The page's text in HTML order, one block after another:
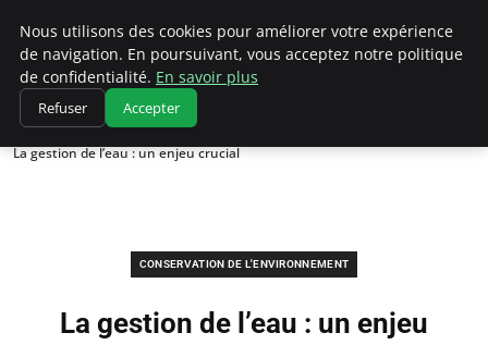
Climatedebtagents
Accueil
Conservation de l'environnement
La gestion de l’eau : un enjeu crucial
CONSERVATION DE L'ENVIRONNEMENT
La gestion de l’eau : un enjeu
Nous utilisons des cookies pour améliorer votre expérience
de navigation. En poursuivant, vous acceptez notre politique
de confidentialité. En savoir plus
Refuser Accepter